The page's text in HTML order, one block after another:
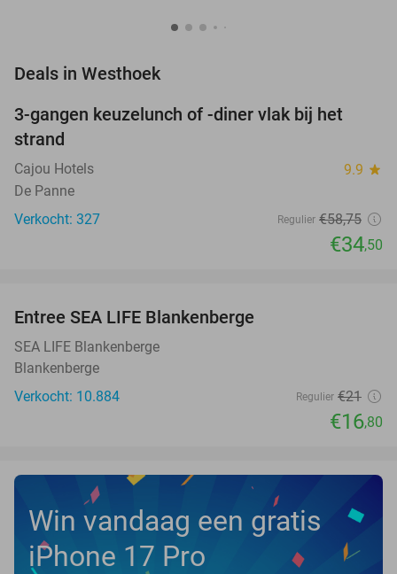
Deals in Westhoek
3-gangen keuzelunch of -diner vlak bij het
strand
Cajou Hotels 9.9 star
De Panne
Verkocht: 327
Regulier €58,75
€34,50
Entree SEA LIFE Blankenberge
SEA LIFE Blankenberge
Blankenberge
Verkocht: 10.884
Regulier €21
€16,80
Win vandaag een gratis
iPhone 17 Pro